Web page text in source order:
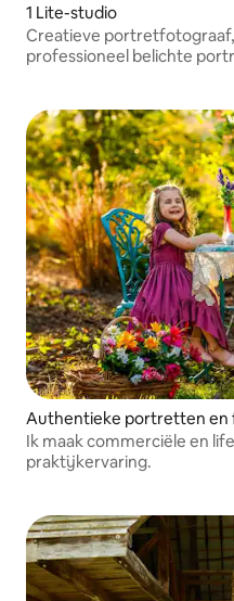
1 Lite-studio
Creatieve
professioneel belichte
Authentieke portretten en
Ik maak commerciële en
praktijkervaring.